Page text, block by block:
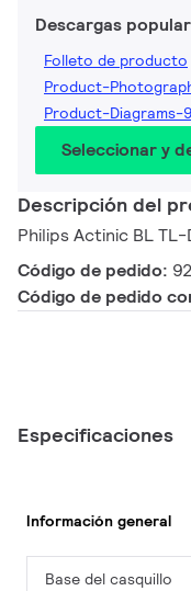
Descargas
Folleto de producto
Product-
Product-Diagrams-
Seleccionar y
Descripción del
Philips Actinic BL
Código de pedido:
Código de pedido
Especificaciones
Información general
Base del casquillo